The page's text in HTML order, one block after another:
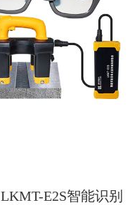
LKMT-E2S智能识别